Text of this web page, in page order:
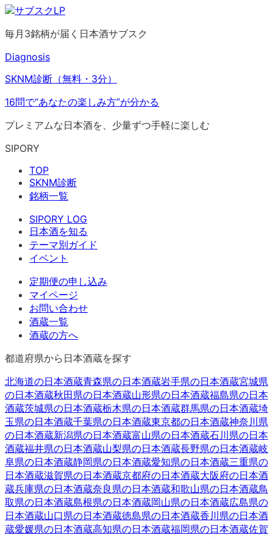
毎月3銘柄が届く日本酒サブスク
Diagnosis
SKNM診断（無料・3分）
16問で“あなたの楽しみ方”が分かる
プレミアムな日本酒を、少量ずつ手軽に楽しむ
SIPORY
TOP
SKNM診断
銘柄一覧
SIPORY LOG
日本酒を知る
テーマ別ガイド
イベント
定期便の申し込み
マイページ
お問い合わせ
酒蔵一覧
酒蔵の方へ
都道府県から日本酒蔵を探す
北海道の日本酒蔵青森県の日本酒蔵岩手県の日本酒蔵宮城県
の日本酒蔵秋田県の日本酒蔵山形県の日本酒蔵福島県の日本
酒蔵茨城県の日本酒蔵栃木県の日本酒蔵群馬県の日本酒蔵埼
玉県の日本酒蔵千葉県の日本酒蔵東京都の日本酒蔵神奈川県
の日本酒蔵新潟県の日本酒蔵富山県の日本酒蔵石川県の日本
酒蔵福井県の日本酒蔵山梨県の日本酒蔵長野県の日本酒蔵岐
阜県の日本酒蔵静岡県の日本酒蔵愛知県の日本酒蔵三重県の
日本酒蔵滋賀県の日本酒蔵京都府の日本酒蔵大阪府の日本酒
蔵兵庫県の日本酒蔵奈良県の日本酒蔵和歌山県の日本酒蔵鳥
取県の日本酒蔵島根県の日本酒蔵岡山県の日本酒蔵広島県の
日本酒蔵山口県の日本酒蔵徳島県の日本酒蔵香川県の日本酒
蔵愛媛県の日本酒蔵高知県の日本酒蔵福岡県の日本酒蔵佐賀